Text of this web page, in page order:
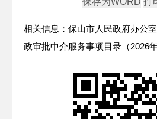
相关信息：保山市人民政府办公
政审批中介服务事项目录（2026